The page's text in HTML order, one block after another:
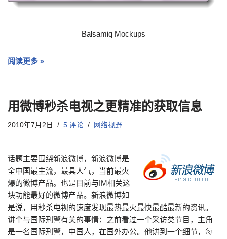
Balsamiq Mockups
阅读更多 »
用微博秒杀电视之更精准的获取信息
2010年7月2日 5 评论 网络视野
话题主要围绕新浪微博，新浪微博是
全中国最主流，最具人气，当前最火
爆的微博产品。也是目前与IM相关这
块功能最好的微博产品。新浪微博如
是说，用秒杀电视的速度发现最热最火最快最酷最新的资讯。
讲个与国际刑警有关的事情：之前看过一个采访类节目，主角
是一名国际刑警，中国人，在国外办公。他讲到一个细节，每